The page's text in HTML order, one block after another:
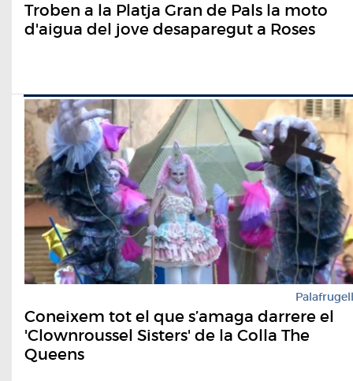
Troben a la Platja Gran de Pals la moto
d'aigua del jove desaparegut a Roses
Palafrugell
Coneixem tot el que s’amaga darrere el
'Clownroussel Sisters' de la Colla The
Queens